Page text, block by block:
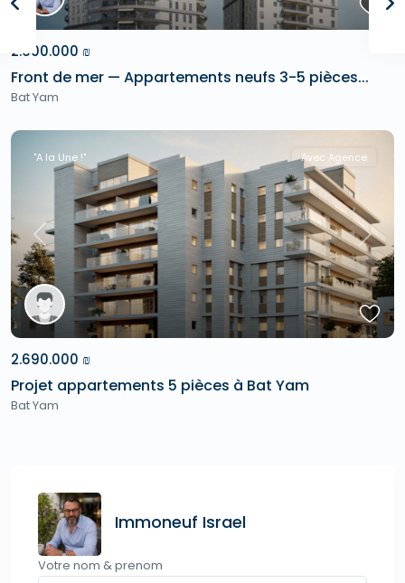
2.600.000 ₪
Front de mer — Appartements neufs 3-5 pièces...
Bat Yam
Previous Next
"A la Une !" Avec Agence
2.690.000 ₪
Projet appartements 5 pièces à Bat Yam
Bat Yam
Immoneuf Israel
Votre nom & prenom